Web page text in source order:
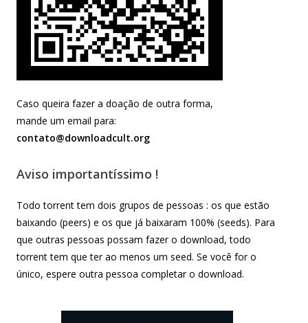
Caso queira fazer a doação de outra forma,
mande um email para:
contato@downloadcult.org
Aviso importantíssimo !
Todo torrent tem dois grupos de pessoas : os que estão
baixando (peers) e os que já baixaram 100% (seeds). Para
que outras pessoas possam fazer o download, todo
torrent tem que ter ao menos um seed. Se você for o
único, espere outra pessoa completar o download.